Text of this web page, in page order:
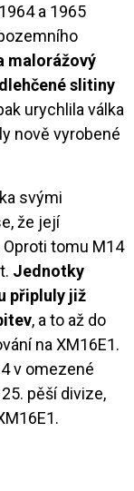
a 1965
malorážový
slitiny
urychlila válka
nově vyrobené
svými
že její
tomu M14
Jednotky
připluly již
, a to až do
na XM16E1.
v omezené
pěší divize,